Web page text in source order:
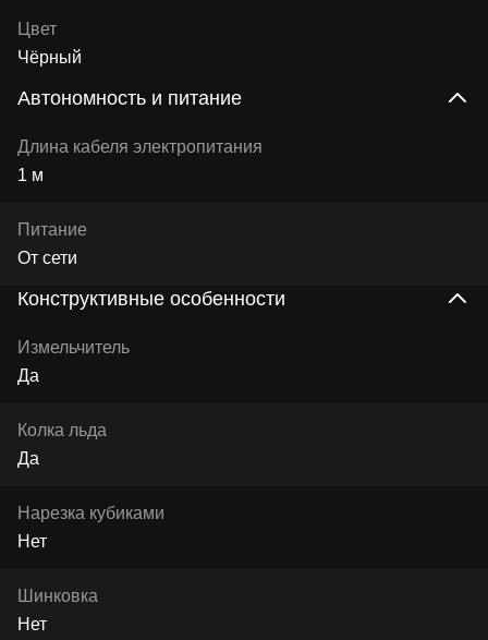
Цвет
Чёрный
Автономность и питание
Длина кабеля электропитания
1 м
Питание
От сети
Конструктивные особенности
Измельчитель
Да
Колка льда
Да
Нарезка кубиками
Нет
Шинковка
Нет